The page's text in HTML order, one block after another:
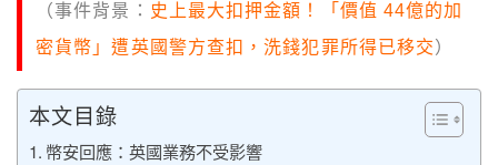
（事件背景： 史上最大扣押金額！「價值 44億的加
密貨幣」遭英國警方查扣，洗錢犯罪所得已移交）
本文目錄
幣安回應：英國業務不受影響